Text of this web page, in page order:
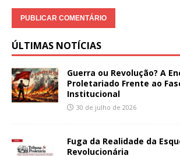
ÚLTIMAS NOTÍCIAS
Guerra ou Revolução? A
Proletariado Frente ao
Institucional
30 de julho de 2026
Fuga da Realidade da
Revolucionária